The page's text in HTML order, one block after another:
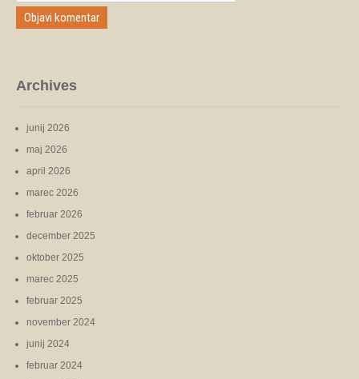
Archives
junij 2026
maj 2026
april 2026
marec 2026
februar 2026
december 2025
oktober 2025
marec 2025
februar 2025
november 2024
junij 2024
februar 2024